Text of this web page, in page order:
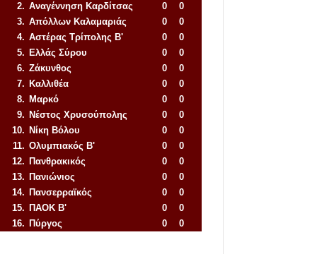
2. Αναγέννηση Καρδίτσας 0
0
3. Απόλλων Καλαμαριάς 0
0
4. Αστέρας Τρίπολης Β' 0
0
5. Ελλάς Σύρου 0
0
6. Ζάκυνθος 0
0
7. Καλλιθέα 0
0
8. Μαρκό 0
0
9. Νέστος Χρυσούπολης 0
0
10. Νίκη Βόλου 0
0
11. Ολυμπιακός Β' 0
0
12. Πανθρακικός 0
0
13. Πανιώνιος 0
0
14. Πανσερραϊκός 0
0
15. ΠΑΟΚ Β' 0
0
16. Πύργος 0
0